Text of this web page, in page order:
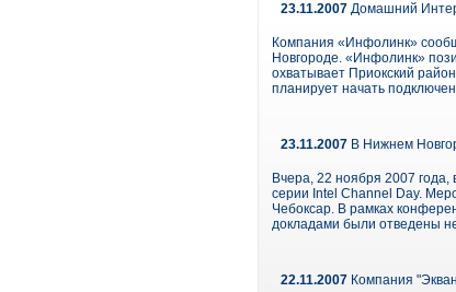
23.11.2007 Домашний
Компания «Инфолинк»
Новгороде. «Инфолинк»
охватывает Приокский
планирует начать
23.11.2007 В Нижнем
Вчера, 22 ноября 2007
серии Intel Channel Day.
Чебоксар. В рамках
докладами были отведены
22.11.2007 Компания